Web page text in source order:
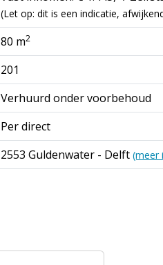
(Let op: dit is een indicatie,
80 m2
201
Verhuurd onder voorbehoud
Per direct
2553 Guldenwater - Delft (meer